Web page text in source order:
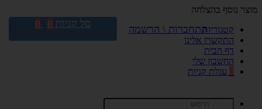
מוצר נוסף בהצלחה
קטגוריות
התקשרו אלינו
דף הבית
החשבון שלי
0 עגלת קניות
התחברות \ הרשמה סל קניות 0
0